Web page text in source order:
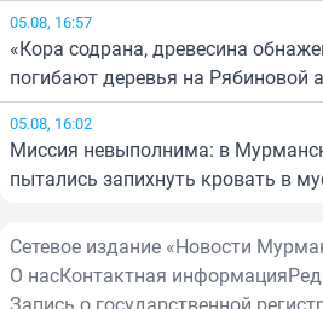
05.08, 16:57
«Кора содрана, древесина
погибают деревья на Рябиновой
05.08, 16:02
Миссия невыполнима: в
пытались запихнуть кровать в
Сетевое издание «Новости
О насКонтактная информация